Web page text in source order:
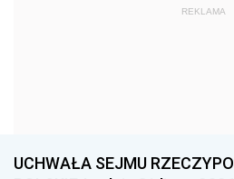
1959REKLAMA
UCHWAŁA SEJMU